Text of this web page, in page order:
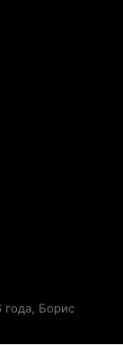
года, Борис